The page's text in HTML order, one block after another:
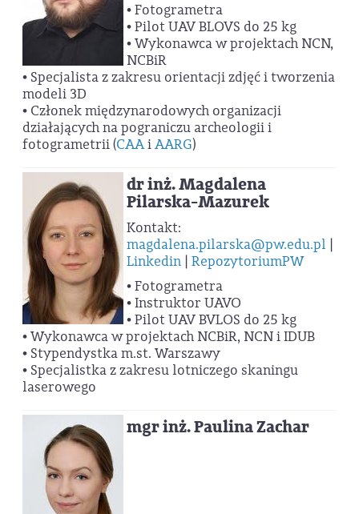
• Fotogrametra
• Pilot UAV BLOVS do 25 kg
• Wykonawca w projektach NCN,
NCBiR
• Specjalista z zakresu orientacji zdjęć i tworzenia
modeli 3D
• Członek międzynarodowych organizacji
działających na pograniczu archeologii i
fotogrametrii (CAAiAARG)
dr inż. Magdalena
Pilarska-Mazurek
Kontakt:
magdalena.pilarska@pw.edu.pl |
Linkedin |RepozytoriumPW
• Fotogrametra
• Instruktor UAVO
• Pilot UAV BVLOS do 25 kg
• Wykonawca w projektach NCBiR, NCN i IDUB
• Stypendystka m.st. Warszawy
• Specjalistka z zakresu lotniczego skaningu
laserowego
mgr inż. Paulina Zachar